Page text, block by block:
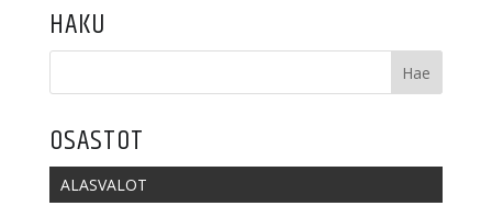
HAKU
OSASTOT
ALASVALOT